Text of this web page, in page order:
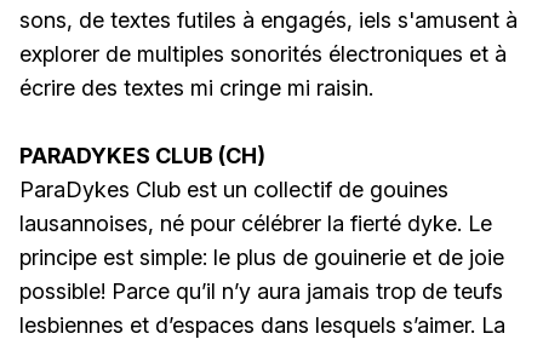
sons, de textes futiles à engagés, iels s'amusent à
explorer de multiples sonorités électroniques et à
écrire des textes mi cringe mi raisin.
PARADYKES CLUB (CH)
ParaDykes Club est un collectif de gouines
lausannoises, né pour célébrer la fierté dyke. Le
principe est simple: le plus de gouinerie et de joie
possible! Parce qu’il n’y aura jamais trop de teufs
lesbiennes et d’espaces dans lesquels s’aimer. La